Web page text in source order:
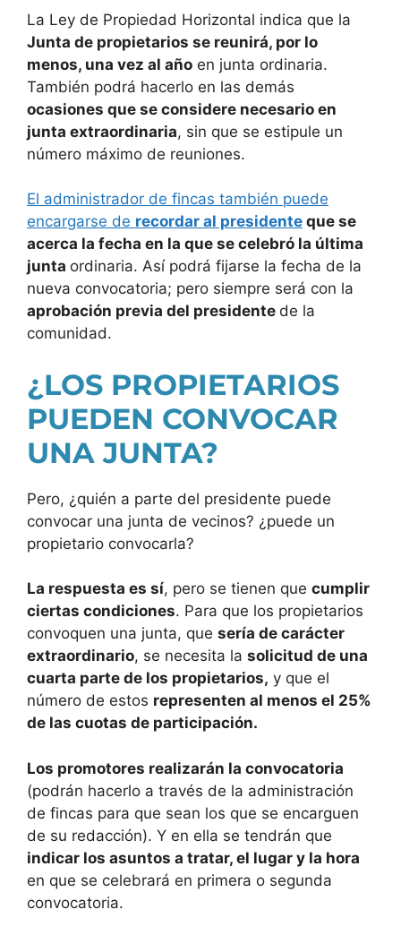
La Ley de Propiedad Horizontal indica que la
Junta de propietarios se reunirá, por lo
menos, una vez al año en junta ordinaria.
También podrá hacerlo en las demás
ocasiones que se considere necesario en
junta extraordinaria, sin que se estipule un
número máximo de reuniones.
El administrador de fincas también puede
encargarse de recordar al presidente que se
acerca la fecha en la que se celebró la última
junta ordinaria. Así podrá fijarse la fecha de la
nueva convocatoria; pero siempre será con la
aprobación previa del presidente de la
comunidad.
¿LOS PROPIETARIOS
PUEDEN CONVOCAR
UNA JUNTA?
Pero, ¿quién a parte del presidente puede
convocar una junta de vecinos? ¿puede un
propietario convocarla?
La respuesta es sí, pero se tienen que cumplir
ciertas condiciones. Para que los propietarios
convoquen una junta, que sería de carácter
extraordinario, se necesita la solicitud de una
cuarta parte de los propietarios, y que el
número de estos representen al menos el 25%
de las cuotas de participación.
Los promotores realizarán la convocatoria
(podrán hacerlo a través de la administración
de fincas para que sean los que se encarguen
de su redacción). Y en ella se tendrán que
indicar los asuntos a tratar, el lugar y la hora
en que se celebrará en primera o segunda
convocatoria.